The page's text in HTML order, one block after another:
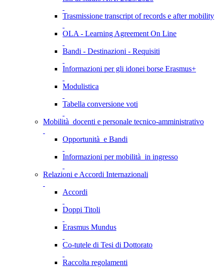
Trasmissione transcript of records e after mobility
OLA - Learning Agreement On Line
Bandi - Destinazioni - Requisiti
Informazioni per gli idonei borse Erasmus+
Modulistica
Tabella conversione voti
Mobilità docenti e personale tecnico-amministrativo
Opportunità e Bandi
Informazioni per mobilità in ingresso
Relazioni e Accordi Internazionali
Accordi
Doppi Titoli
Erasmus Mundus
Co-tutele di Tesi di Dottorato
Raccolta regolamenti